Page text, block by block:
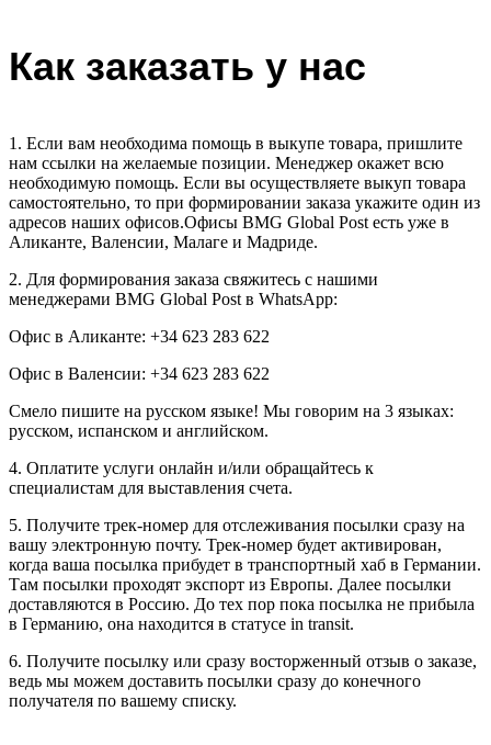
Как заказать у нас
1. Если вам необходима помощь в выкупе товара, пришлите
нам ссылки на желаемые позиции. Менеджер окажет всю
необходимую помощь. Если вы осуществляете выкуп товара
самостоятельно, то при формировании заказа укажите один из
адресов наших офисов.Офисы BMG Global Post есть уже в
Аликанте, Валенсии, Малаге и Мадриде.
2. Для формирования заказа свяжитесь с нашими
менеджерами BMG Global Post в WhatsApp:
Офис в Аликанте: +34 623 283 622
Офис в Валенсии: +34 623 283 622
Смело пишите на русском языке! Мы говорим на 3 языках:
русском, испанском и английском.
4. Оплатите услуги онлайн и/или обращайтесь к
специалистам для выставления счета.
5. Получите трек-номер для отслеживания посылки сразу на
вашу электронную почту. Трек-номер будет активирован,
когда ваша посылка прибудет в транспортный хаб в Германии.
Там посылки проходят экспорт из Европы. Далее посылки
доставляются в Россию. До тех пор пока посылка не прибыла
в Германию, она находится в статусе in transit.
6. Получите посылку или сразу восторженный отзыв о заказе,
ведь мы можем доставить посылки сразу до конечного
получателя по вашему списку.